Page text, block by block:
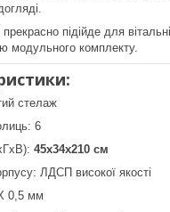
підійде для
модульного комплекту.
стелаж
6
45х34х210 см
ЛДСП високої якості
0,5 мм